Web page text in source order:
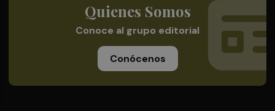
Quienes Somos
Conoce al grupo editorial
Conócenos